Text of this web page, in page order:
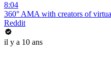
8:04
360° AMA with creators of
Reddit
il y a 10 ans